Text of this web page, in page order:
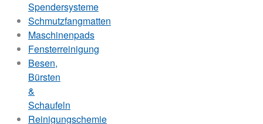
Spendersysteme
Schmutzfangmatten
Maschinenpads
Fensterreinigung
Besen,
Bürsten
&
Schaufeln
Reinigungschemie